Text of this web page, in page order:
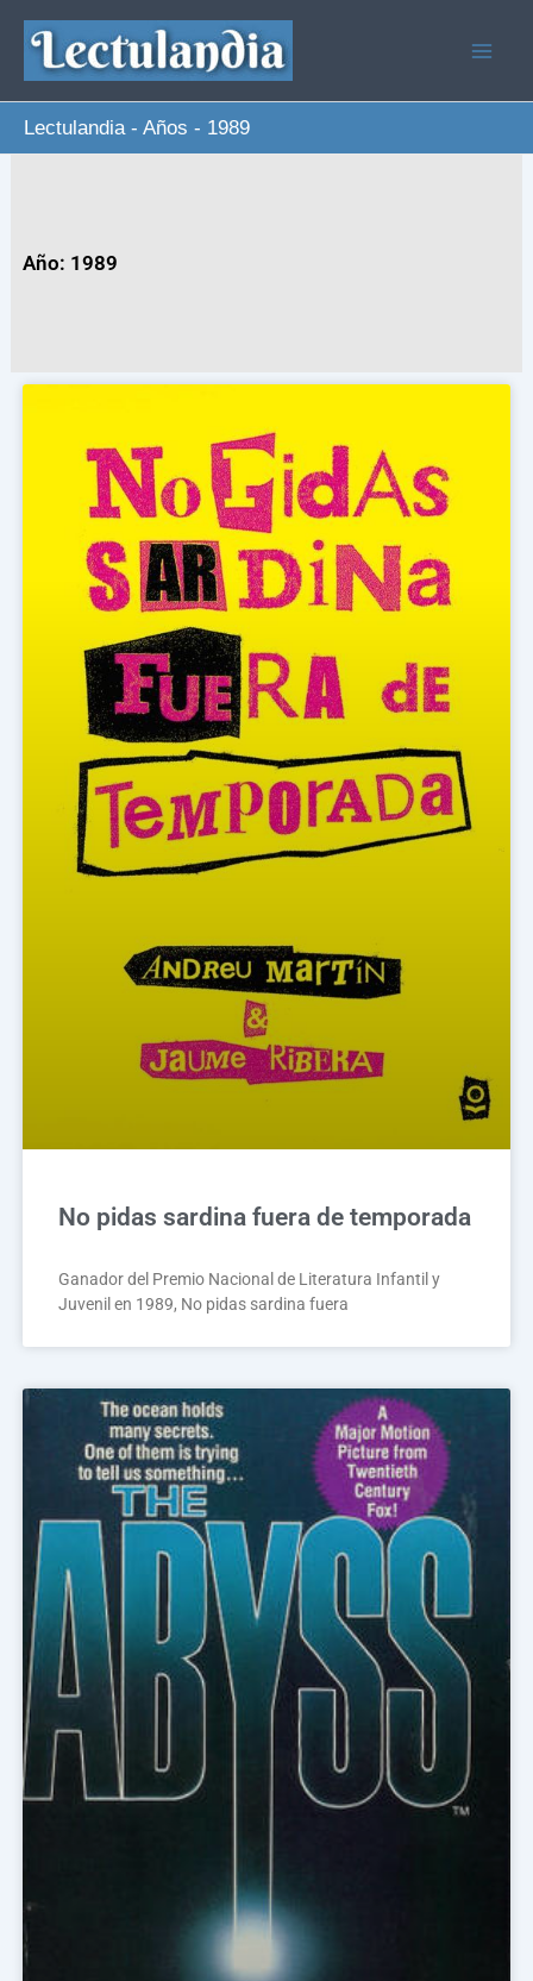
contenido
Lectulandia- Años - 1989
Año: 1989
No pidas sardina fuera de temporada
Ganador del Premio Nacional de Literatura Infantil y
Juvenil en 1989, No pidas sardina fuera